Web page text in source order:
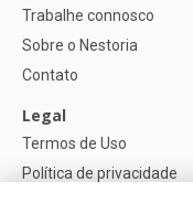
Trabalhe connosco
Sobre o Nestoria
Contato
Legal
Termos de Uso
Política de privacidade